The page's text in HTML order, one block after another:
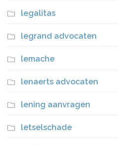
legalitas
legrand advocaten
lemache
lenaerts advocaten
lening aanvragen
letselschade